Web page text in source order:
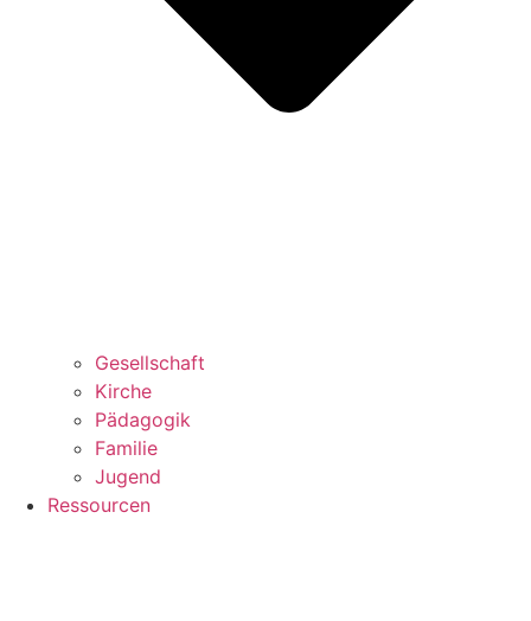
Gesellschaft
Kirche
Pädagogik
Familie
Jugend
Ressourcen